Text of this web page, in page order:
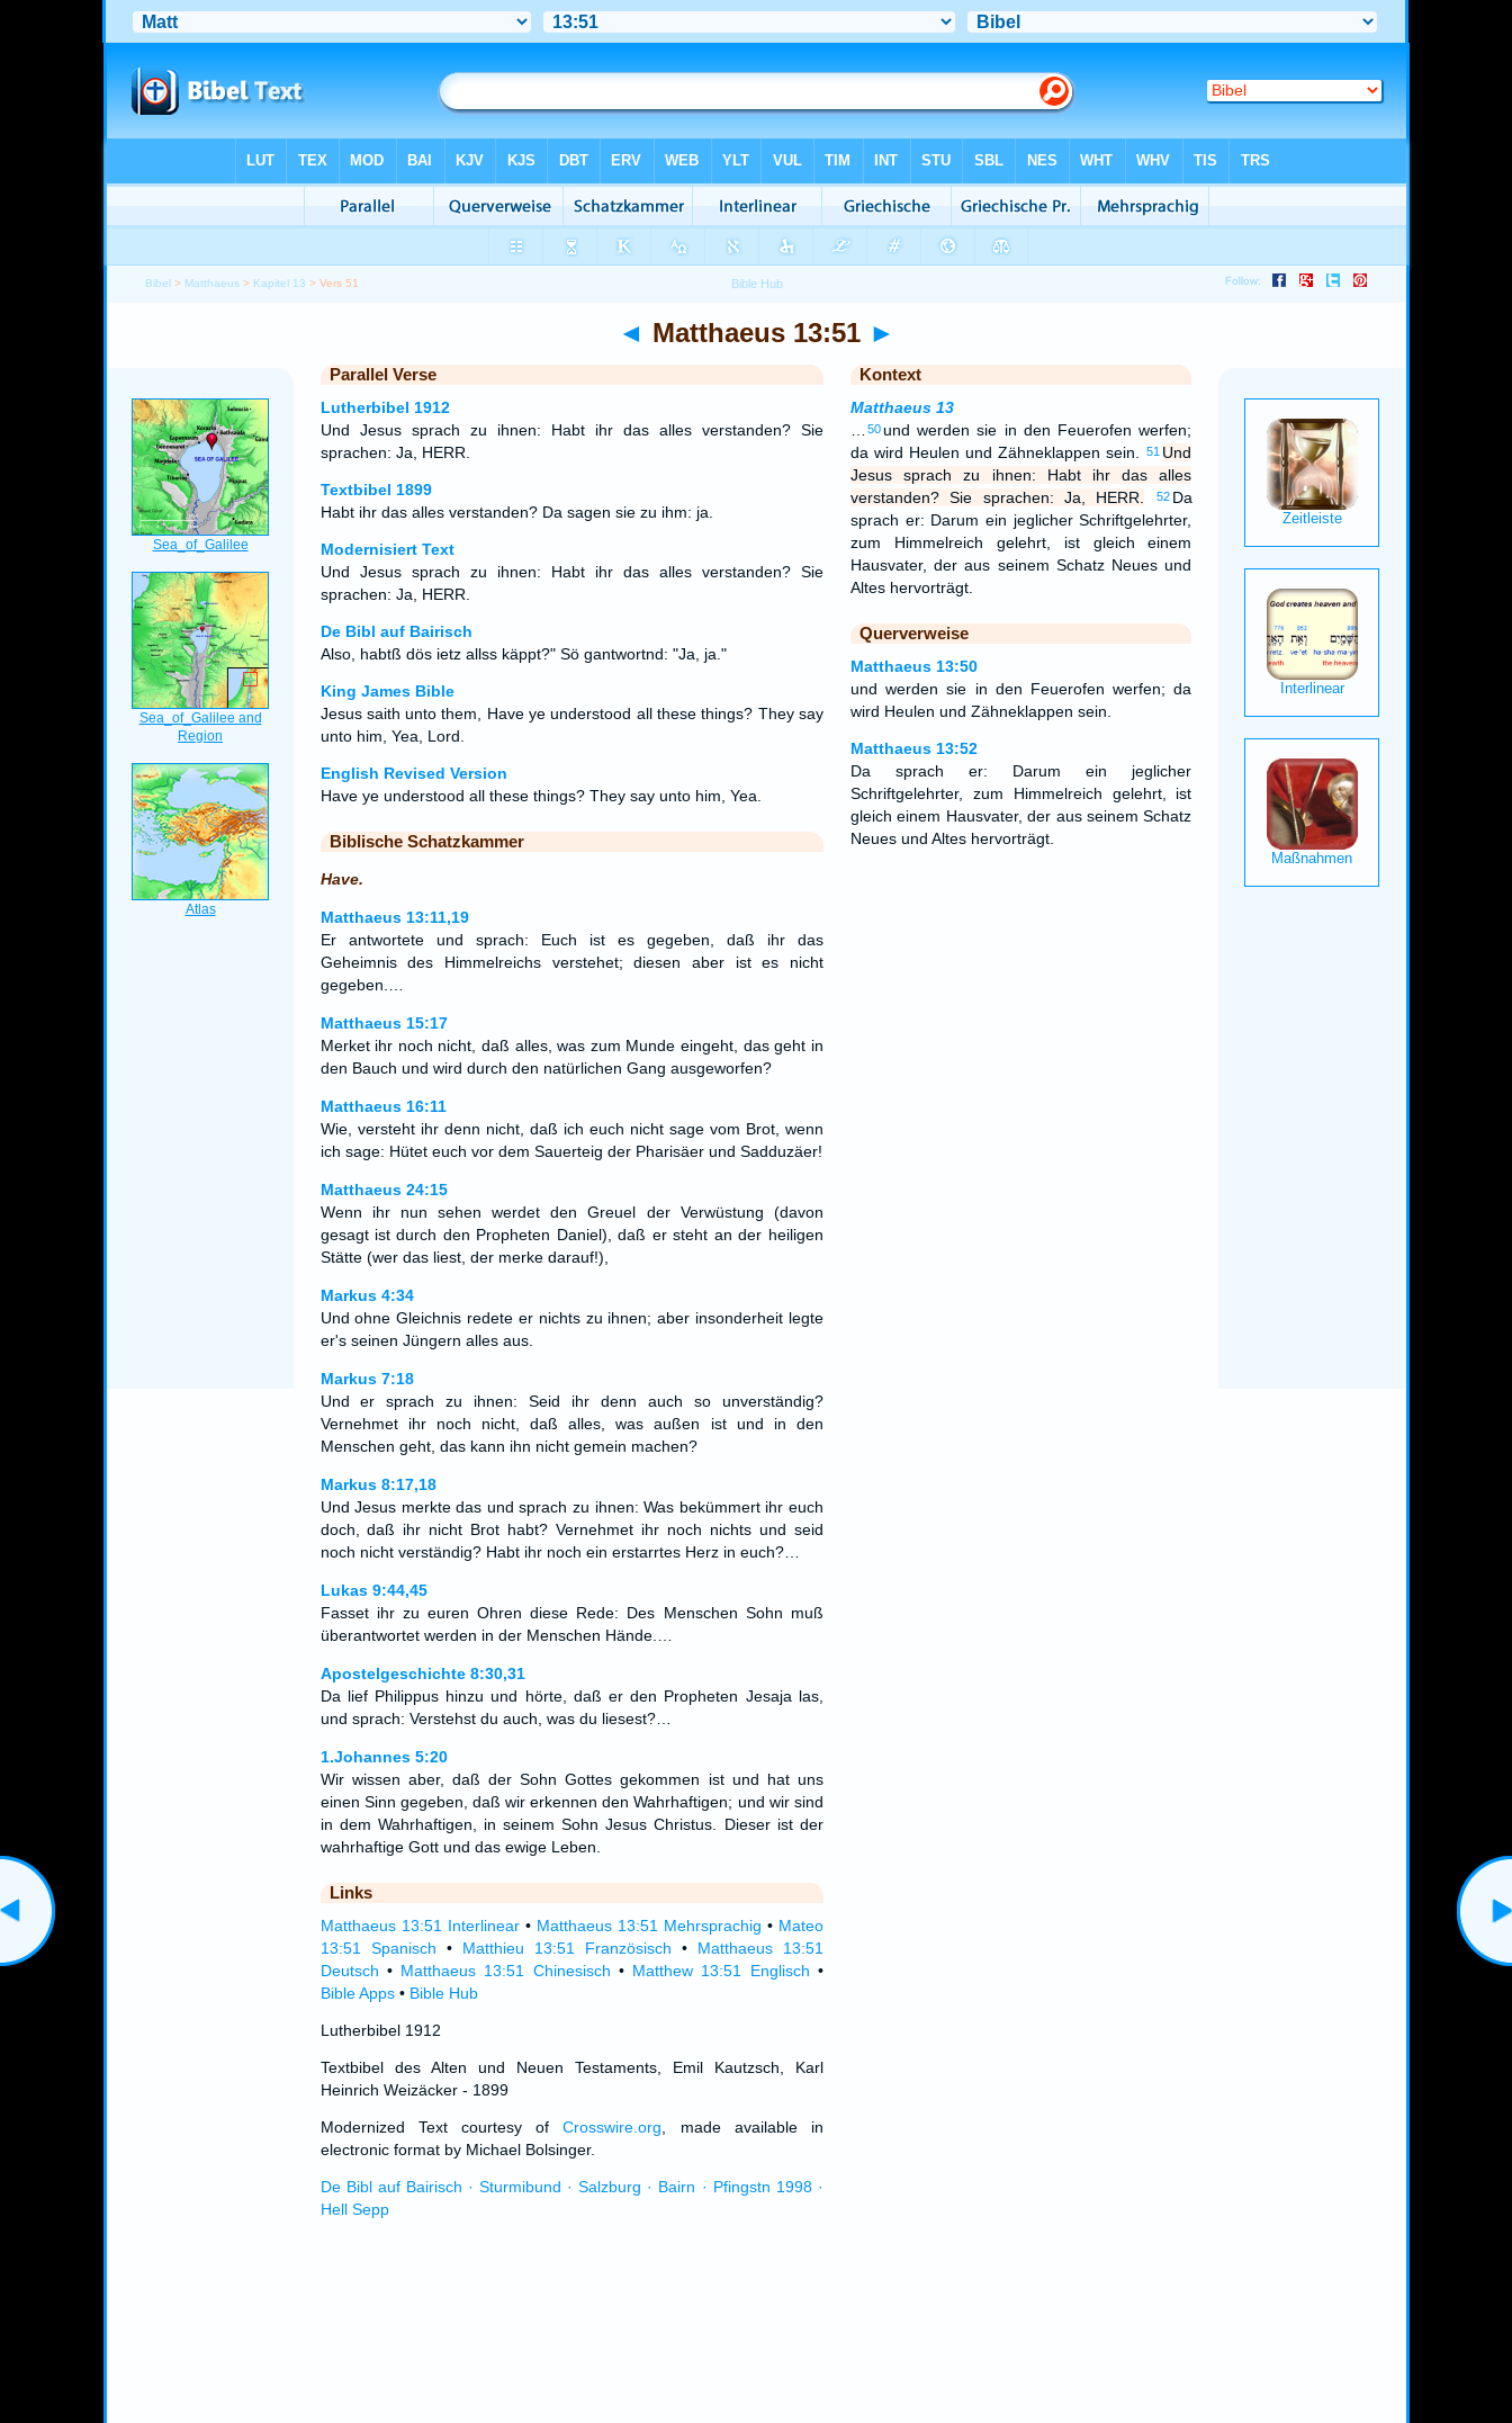
Bibel > Matthaeus > Kapitel 13 > Vers 51
◄ Matthaeus 13:51 ►
Parallel Verse
Lutherbibel 1912
Und Jesus sprach zu ihnen: Habt ihr das alles verstanden? Sie
sprachen: Ja, HERR.
Textbibel 1899
Habt ihr das alles verstanden? Da sagen sie zu ihm: ja.
Modernisiert Text
Und Jesus sprach zu ihnen: Habt ihr das alles verstanden? Sie
sprachen: Ja, HERR.
De Bibl auf Bairisch
Also, habtß dös ietz allss käppt?" Sö gantwortnd: "Ja, ja."
King James Bible
Jesus saith unto them, Have ye understood all these things? They say
unto him, Yea, Lord.
English Revised Version
Have ye understood all these things? They say unto him, Yea.
Biblische Schatzkammer
Have.
Matthaeus 13:11,19
Er antwortete und sprach: Euch ist es gegeben, daß ihr das
Geheimnis des Himmelreichs verstehet; diesen aber ist es nicht
gegeben.…
Matthaeus 15:17
Merket ihr noch nicht, daß alles, was zum Munde eingeht, das geht in
den Bauch und wird durch den natürlichen Gang ausgeworfen?
Matthaeus 16:11
Wie, versteht ihr denn nicht, daß ich euch nicht sage vom Brot, wenn
ich sage: Hütet euch vor dem Sauerteig der Pharisäer und Sadduzäer!
Matthaeus 24:15
Wenn ihr nun sehen werdet den Greuel der Verwüstung (davon
gesagt ist durch den Propheten Daniel), daß er steht an der heiligen
Stätte (wer das liest, der merke darauf!),
Markus 4:34
Und ohne Gleichnis redete er nichts zu ihnen; aber insonderheit legte
er's seinen Jüngern alles aus.
Markus 7:18
Und er sprach zu ihnen: Seid ihr denn auch so unverständig?
Vernehmet ihr noch nicht, daß alles, was außen ist und in den
Menschen geht, das kann ihn nicht gemein machen?
Markus 8:17,18
Und Jesus merkte das und sprach zu ihnen: Was bekümmert ihr euch
doch, daß ihr nicht Brot habt? Vernehmet ihr noch nichts und seid
noch nicht verständig? Habt ihr noch ein erstarrtes Herz in euch?…
Lukas 9:44,45
Fasset ihr zu euren Ohren diese Rede: Des Menschen Sohn muß
überantwortet werden in der Menschen Hände.…
Apostelgeschichte 8:30,31
Da lief Philippus hinzu und hörte, daß er den Propheten Jesaja las,
und sprach: Verstehst du auch, was du liesest?…
1.Johannes 5:20
Wir wissen aber, daß der Sohn Gottes gekommen ist und hat uns
einen Sinn gegeben, daß wir erkennen den Wahrhaftigen; und wir sind
in dem Wahrhaftigen, in seinem Sohn Jesus Christus. Dieser ist der
wahrhaftige Gott und das ewige Leben.
Links
Matthaeus 13:51 Interlinear• Matthaeus 13:51 Mehrsprachig • Mateo
13:51 Spanisch • Matthieu 13:51 Französisch • Matthaeus 13:51
Deutsch • Matthaeus 13:51 Chinesisch • Matthew 13:51 Englisch •
Bible Apps• Bible Hub
Lutherbibel 1912
Textbibel des Alten und Neuen Testaments, Emil Kautzsch, Karl
Heinrich Weizäcker - 1899
Modernized Text courtesy ofCrosswire.org , made available in
electronic format by Michael Bolsinger.
De Bibl auf Bairisch · Sturmibund · Salzburg · Bairn · Pfingstn 1998 ·
Hell Sepp
Kontext
Matthaeus 13
50und werden sie in den Feuerofen werfen;
da wird Heulen und Zähneklappen sein.
51 Und
Jesus sprach zu ihnen: Habt ihr das alles
verstanden? Sie sprachen: Ja, HERR.
52 Da
sprach er: Darum ein jeglicher Schriftgelehrter,
zum Himmelreich gelehrt, ist gleich einem
Hausvater, der aus seinem Schatz Neues und
Altes hervorträgt.
Querverweise
Matthaeus 13:50
und werden sie in den Feuerofen werfen; da
wird Heulen und Zähneklappen sein.
Matthaeus 13:52
Da sprach er: Darum ein jeglicher
Schriftgelehrter, zum Himmelreich gelehrt, ist
gleich einem Hausvater, der aus seinem Schatz
Neues und Altes hervorträgt.